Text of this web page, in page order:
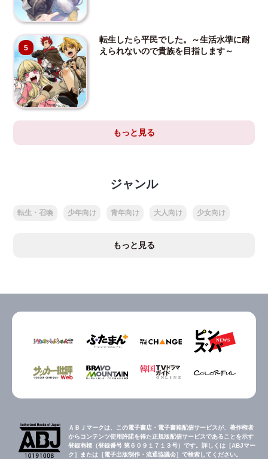
5
転生したら平民でした。～生活水準に耐
えられないので貴族を目指します～
もっと見る
ジャンル
転生・召喚 少年向け 青年向け 大人向け 少女向け
もっと見る
ＡＢＪマークは、この電子書店・電子書籍配信サービスが、著作権者
からコンテンツ使用許諾を得た正規版配信サービスであることを示す
登録商標（登録番号 第６０９１７１３号）です。詳しくは［ABJマー
ク］または［電子出版制作・流通協議会］で検索してください。